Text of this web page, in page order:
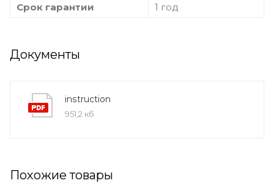
Срок гарантии
1 год
Документы
instruction
951,2 кб
Похожие товары